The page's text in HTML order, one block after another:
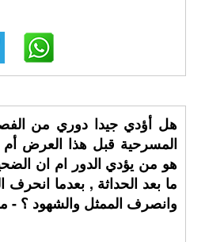
هل أؤدي جيدا دوري من
المسرحية قبل هذا العرض
هو من يؤدي الدور ام ان
ما بعد الحداثة , بعدما
وانصرف الممثل والشهود ؟ -